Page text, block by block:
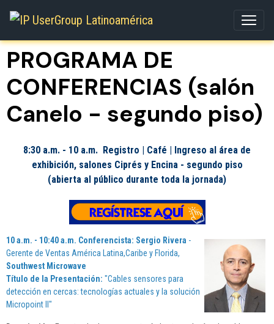
PROGRAMA DE
CONFERENCIAS (salón
Canelo - segundo piso)
8:30 a.m. - 10 a.m. Registro | Café | Ingreso al área de
exhibición, salones Ciprés y Encina - segundo piso
(abierta al público durante toda la jornada)
10 a.m. - 10:40 a.m. Conferencista: Sergio Rivera -
Gerente de Ventas América Latina,Caribe y Florida,
Southwest Microwave
Título de la Presentación: "Cables sensores para
detección en cercas: tecnologías actuales y la solución
Micropoint II "